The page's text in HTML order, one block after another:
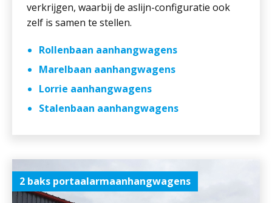
verkrijgen, waarbij de aslijn-configuratie ook
zelf is samen te stellen.
Rollenbaan aanhangwagens
Marelbaan aanhangwagens
Lorrie aanhangwagens
Stalenbaan aanhangwagens
2 baks portaalarmaanhangwagens